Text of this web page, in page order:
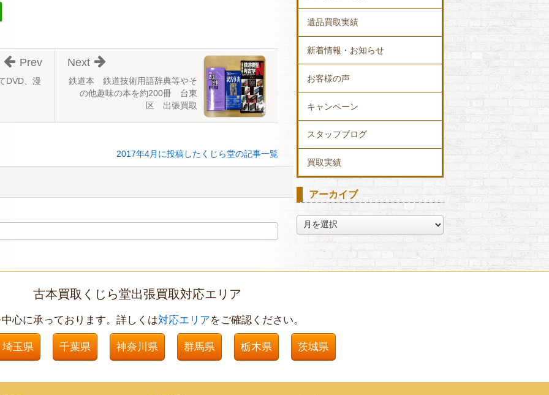
鉄道本 鉄道技術用語辞典等やそ
の他趣味の本を約200冊 台東
区 出張買取
Next
DVD、漫
Prev
2017年4月に投稿したくじら堂の記事一覧
遺品買取実績
新着情報・お知らせ
お客様の声
キャンペーン
スタッフブログ
買取実績
アーカイブ
ー
ブ
古本買取くじら堂出張買取対応エリア
心に承っております。詳しくは対応エリアをご確認ください。
埼玉県 千葉県 神奈川県 群馬県 栃木県 茨城県